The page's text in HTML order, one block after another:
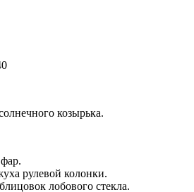
козырька.
рулевой колонки.
лобового стекла.